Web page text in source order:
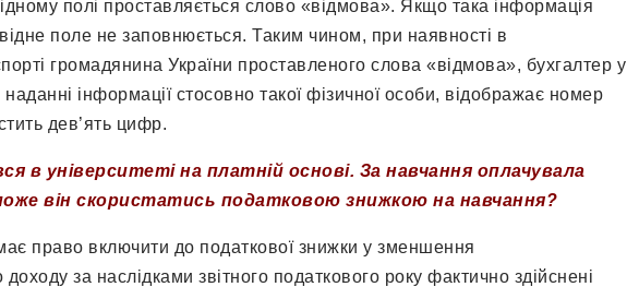
полі проставляється слово «відмова». Якщо така інформація
поле не заповнюється. Таким чином, при наявності в
громадянина України проставленого слова «відмова», бухгалтер у
інформації стосовно такої фізичної особи, відображає номер
дев’ять цифр.
в університеті на платній основі. За навчання оплачувала
він скористатись податковою знижкою на навчання?
право включити до податкової знижки у зменшення
за наслідками звітного податкового року фактично здійснені